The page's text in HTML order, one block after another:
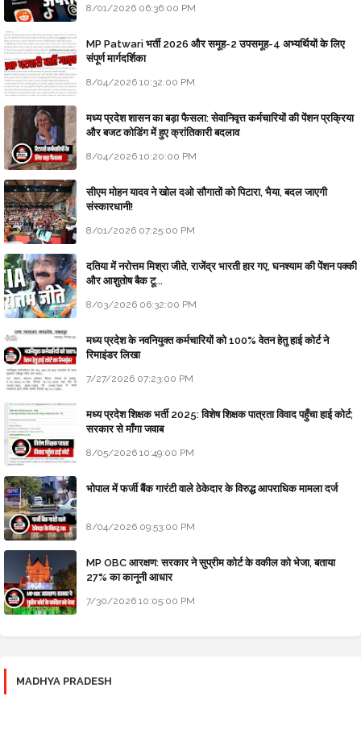
8/01/2026 06:36:00 PM
MP Patwari भर्ती 2026 और समूह-2 उपसमूह-4 अभ्यर्थियों के लिए
संपूर्ण मार्गदर्शिका
8/04/2026 10:32:00 PM
मध्य प्रदेश शासन का बड़ा फैसला: सेवानिवृत्त कर्मचारियों की पेंशन प्रक्रिया
और बजट कोडिंग में हुए क्रांतिकारी बदलाव
8/04/2026 10:20:00 PM
सीएम मोहन यादव ने खोल दओ सौगातों को पिटारा, भैया, बदल जाएगी
संस्कारधानी!
8/01/2026 07:25:00 PM
दतिया में नरोत्तम मिश्रा जीते, राजेंद्र भारती हार गए, घनश्याम की पेंशन पक्की
और आशुतोष बैक टू...
8/03/2026 06:32:00 PM
मध्य प्रदेश के नवनियुक्त कर्मचारियों को 100% वेतन हेतु हाई कोर्ट ने
रिमाइंडर लिखा
7/27/2026 07:23:00 PM
मध्य प्रदेश शिक्षक भर्ती 2025: विशेष शिक्षक पात्रता विवाद पहुँचा हाई कोर्ट;
सरकार से माँगा जवाब
8/05/2026 10:49:00 PM
भोपाल में फर्जी बैंक गारंटी वाले ठेकेदार के विरुद्ध आपराधिक मामला दर्ज
8/04/2026 09:53:00 PM
MP OBC आरक्षण: सरकार ने सुप्रीम कोर्ट के वकील को भेजा, बताया
27% का कानूनी आधार
7/30/2026 10:05:00 PM
MADHYA PRADESH